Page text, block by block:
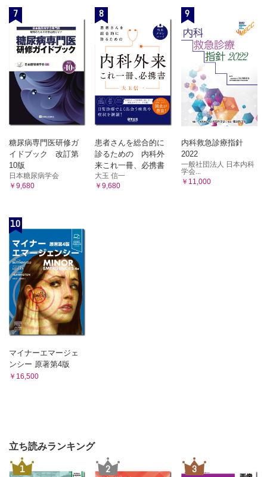
7
糖尿病専門医研修ガ
イドブック 改訂第
10版
日本糖尿病学会
￥9,680
8
患者さんを総合的に
診るための 内科外
来これ一冊、必携書
大玉 信一
￥9,680
9
内科救急診療指針
2022
一般社団法人 日本内科
学会...
￥11,000
10
マイナーエマージェ
ンシー 原著第4版
￥16,500
立ち読みランキング
1 2 3